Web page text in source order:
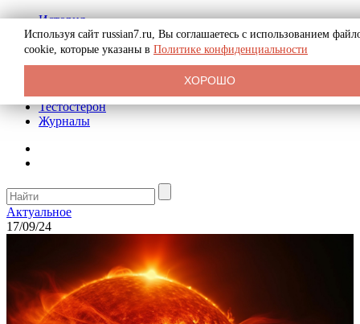
История
Биография
Криминал
Реклама на сайте
Тестостерон
Журналы
Актуальное
17/09/24
Используя сайт russian7.ru, Вы соглашаетесь с использованием
cookie, которые указаны в Политике конфиденциальности
ХОРОШО